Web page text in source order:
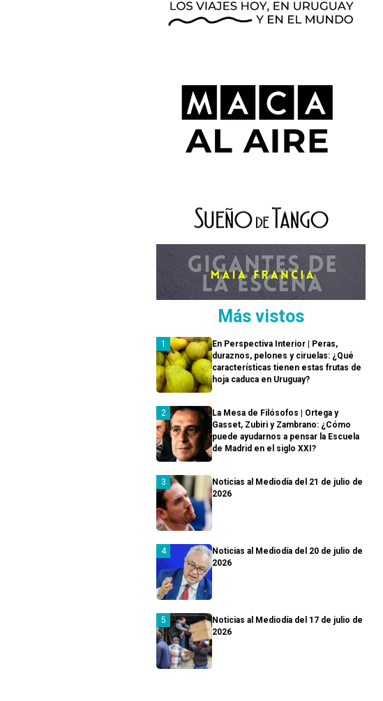
Más vistos
En Perspectiva Interior | Peras,
duraznos, pelones y ciruelas: ¿Qué
características tienen estas frutas de
hoja caduca en Uruguay?
La Mesa de Filósofos | Ortega y
Gasset, Zubiri y Zambrano: ¿Cómo
puede ayudarnos a pensar la Escuela
de Madrid en el siglo XXI?
Noticias al Mediodía del 21 de julio de
2026
Noticias al Mediodía del 20 de julio de
2026
Noticias al Mediodía del 17 de julio de
2026